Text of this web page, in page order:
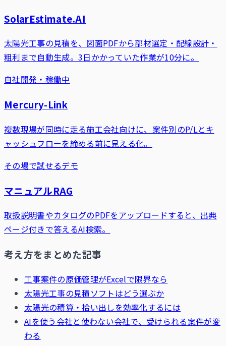
SolarEstimate.AI
太陽光工事の見積を、図面PDFから部材選定・配線設計・
粗利まで自動生成。3日かかっていた作業が10分に。
自社開発・稼働中
Mercury-Link
複数現場が同時に走る施工会社向けに、案件別のP/Lとキ
ャッシュフローを締める前に見える化。
その場で試せるデモ
マニュアルRAG
取扱説明書やカタログのPDFをアップロードすると、出典
ページ付きで答えるAI検索。
考え方をまとめた記事
工事案件の原価管理がExcelで限界なら
太陽光工事の見積ソフトはどう選ぶか
太陽光の積算・拾い出しを効率化するには
AIを使う会社と使わない会社で、受けられる案件が変
わる